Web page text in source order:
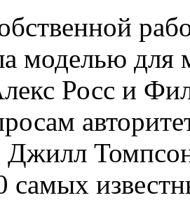
моделью для
Росс и
Джилл
самых